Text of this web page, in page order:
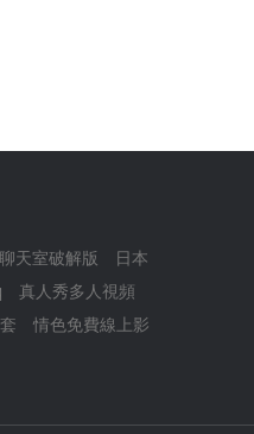
天室破解版
日本
真人秀多人視頻
情色免費線上影